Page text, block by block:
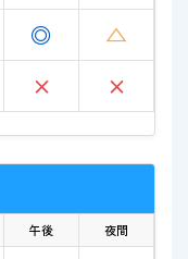
◎ △
× ×
午後 夜間